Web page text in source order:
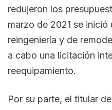
redujeron los
marzo de 2021 se inició
reingeniería y de
a cabo una licitación
reequipamiento.
Por su parte, el titular